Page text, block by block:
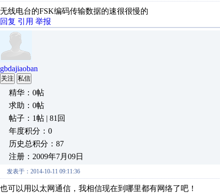
无线电台的FSK编码传输数据的速很很慢的
回复 引用 举报
gbdajiaoban
关注 私信
精华：0帖
求助：0帖
帖子：1帖 | 81回
年度积分：0
历史总积分：87
注册：2009年7月09日
发表于：2014-10-11 09:11:36
也可以用以太网通信，我相信现在到哪里都有网络了吧！